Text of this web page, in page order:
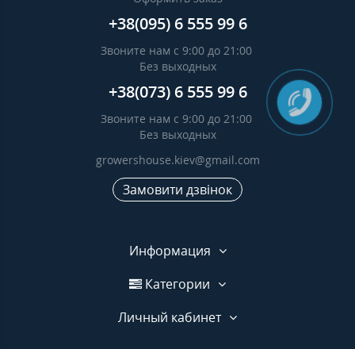
+38(095) 6 555 99 6
Звоните нам с 9:00 до 21:00
Без выходных
+38(073) 6 555 99 6
Звоните нам с 9:00 до 21:00
Без выходных
growershouse.kiev@gmail.com
Замовити дзвінок
Информация
Категории
Личный кабинет